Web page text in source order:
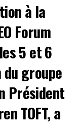
à la
Forum
5 et 6
groupe
Président
TOFT, a